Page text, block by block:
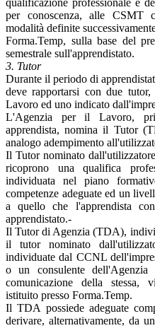
per conoscenza, alle CSMT
modalità definite
Forma.Temp, sulla base del
semestrale sull'apprendistato.
3. Tutor
Durante il periodo di
deve rapportarsi con due
Lavoro ed uno indicato
L'Agenzia per il Lavoro,
apprendista, nomina il Tutor
analogo adempimento
Il Tutor nominato
ricoprono una qualifica
individuata nel piano
competenze adeguate ed un
a quello che l'apprendista
apprendistato.-
Il Tutor di Agenzia (TDA),
il tutor nominato
individuate dal CCNL
o un consulente
comunicazione della stessa,
istituito presso Forma.Temp.
Il TDA possiede adeguate
derivare, alternativamente, da